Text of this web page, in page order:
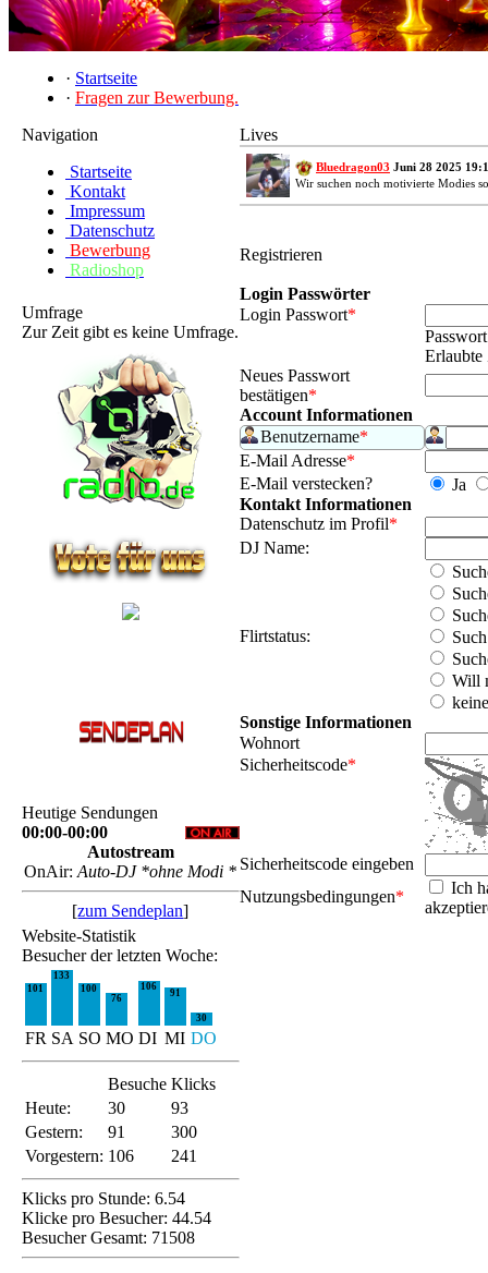
· Startseite
· Fragen zur Bewerbung.
Navigation
Startseite
Kontakt
Impressum
Datenschutz
Bewerbung
Radioshop
Umfrage
Zur Zeit gibt es keine Umfrage.
Heutige Sendungen
00:00-00:00
Autostream
OnAir:Auto-DJ *ohne Modi *
[zum Sendeplan]
Website-Statistik
Besucher der letzten Woche:
101
133
100
76
106
91
30
FR SA SO MO DI MI DO
Besuche Klicks
Heute:
30
93
Gestern:
91
300
Vorgestern: 106 241
Klicks pro Stunde: 6.54
Klicke pro Besucher: 44.54
Besucher Gesamt: 71508
Lives
Bluedragon03 Juni 28 2025
Wir suchen noch motivierte Modies
Registrieren
Login Passwörter
Login Passwort*
Neues Passwort
bestätigen*
Account Informationen
Benutzername*
E-Mail Adresse*
E-Mail verstecken?
Ja
Kontakt Informationen
Datenschutz im Profil*
DJ Name:
Flirtstatus:
Will
Sonstige Informationen
Wohnort
Sicherheitscode*
Sicherheitscode eingeben
Nutzungsbedingungen*
Ich